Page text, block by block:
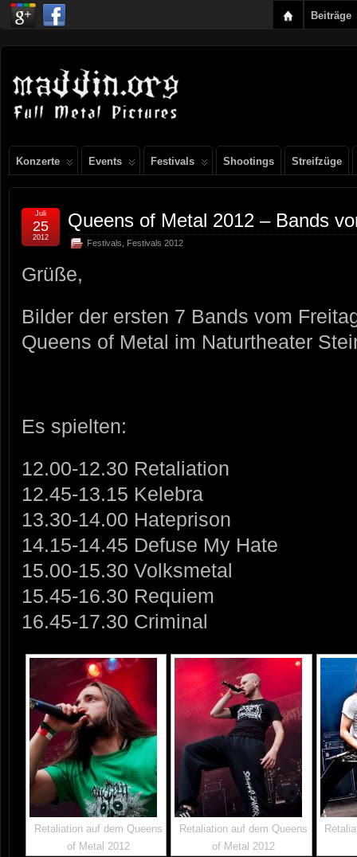
Beiträge
Konzerte Events Festivals Shootings Streifzüge
Queens of Metal 2012 – Bands
Festivals Festivals 2012
Juli
25
2012
Grüße,
Bilder der ersten 7 Bands vom
Queens of Metal im Naturtheater
Es spielten:
12.00-12.30 Retaliation
12.45-13.15 Kelebra
13.30-14.00 Hateprison
14.15-14.45 Defuse My Hate
15.00-15.30 Volksmetal
15.45-16.30 Requiem
16.45-17.30 Criminal
Retaliation auf dem Queens
of Metal 2012
Retaliation auf dem Queens
of Metal 2012